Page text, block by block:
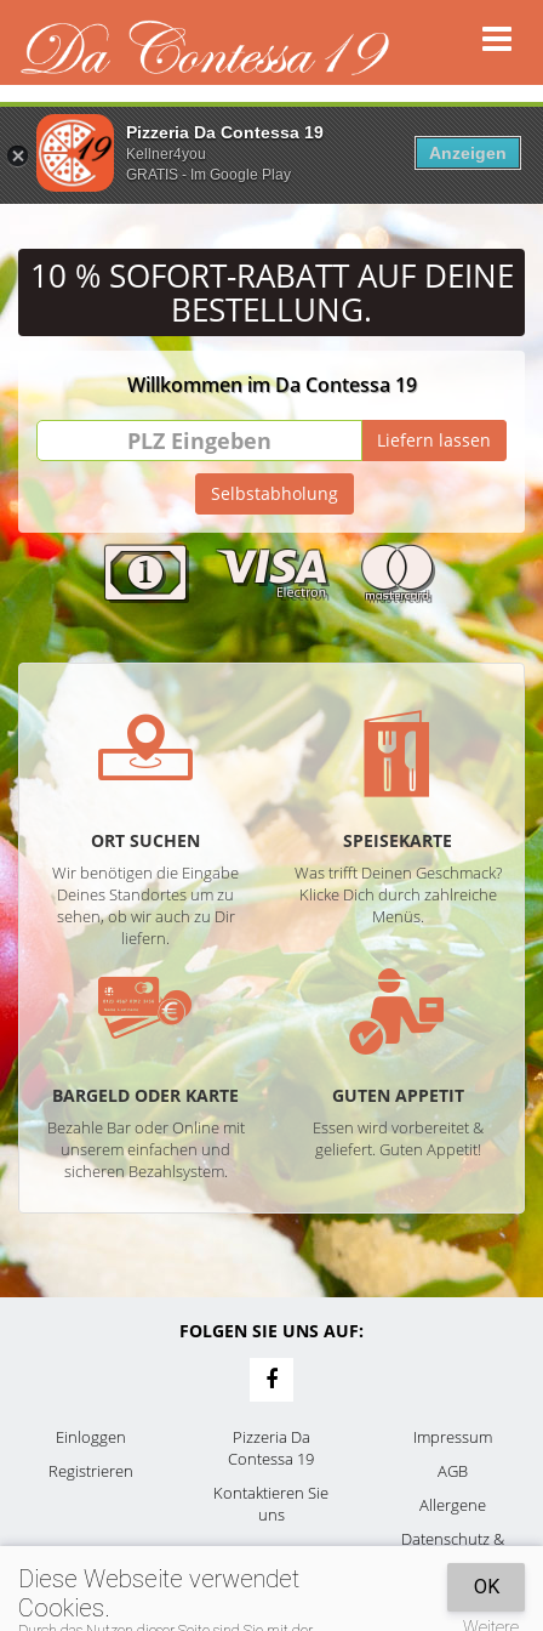
10 % SOFORT-RABATTAUF DEINE
BESTELLUNG.
Willkommen im Da Contessa 19
Liefern lassen
Selbstabholung
ORT SUCHEN
Wir benötigen die Eingabe
Deines Standortes um zu
sehen, ob wir auch zu Dir
liefern.
SPEISEKARTE
Was trifft Deinen Geschmack?
Klicke Dich durch zahlreiche
Menüs.
BARGELD ODER KARTE
Bezahle Bar oder Online mit
unserem einfachen und
sicheren Bezahlsystem.
GUTEN APPETIT
Essen wird vorbereitet &
geliefert. Guten Appetit!
FOLGEN SIE UNS AUF:
Einloggen
Registrieren
Pizzeria Da
Contessa 19
Kontaktieren Sie
uns
Impressum
AGB
Allergene
Datenschutz &
Cookies
Diese Webseite verwendet
Cookies.
OK
Pizzeria Da Contessa 19
Kellner4you
GRATIS - Im Google Play
Anzeigen